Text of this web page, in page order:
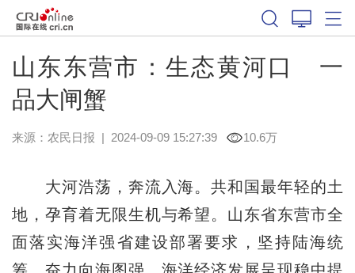
山东东营市：生态黄河口 一
品大闸蟹
来源： 农民日报 | 2024-09-09 15:27:39 10.6万
大河浩荡，奔流入海。共和国最年轻的土
地，孕育着无限生机与希望。山东省东营市全
面落实海洋强省建设部署要求，坚持陆海统
筹，奋力向海图强，海洋经济发展呈现稳中提